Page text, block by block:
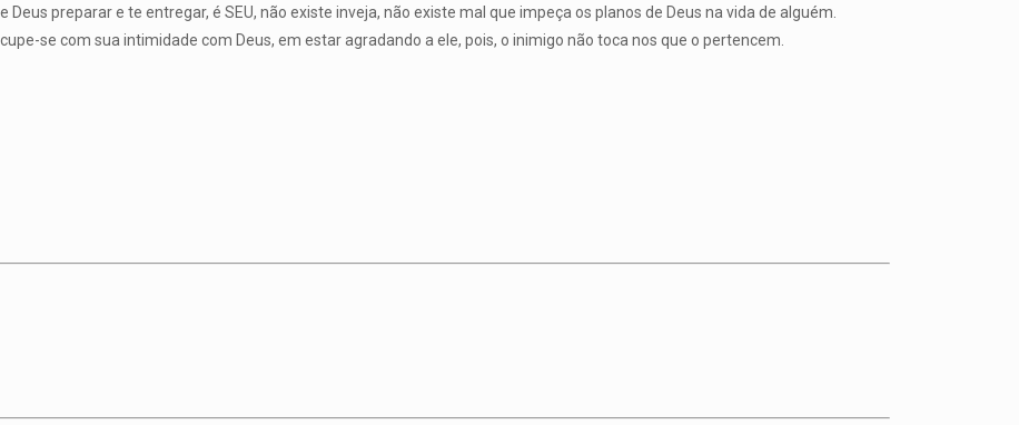
preparar e te entregar, é SEU, não existe inveja, não existe mal que impeça os planos de Deus na vida de alguém.
se com sua intimidade com Deus, em estar agradando a ele, pois, o inimigo não toca nos que o pertencem.